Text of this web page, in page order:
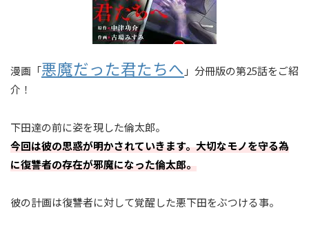
漫画「悪魔だった君たちへ 」分冊版の第25話をご紹
介！
下田達の前に姿を現した倫太郎。
今回は彼の思惑が明かされていきます。大切なモノを守る為
に復讐者の存在が邪魔になった倫太郎。
彼の計画は復讐者に対して覚醒した悪下田をぶつける事。